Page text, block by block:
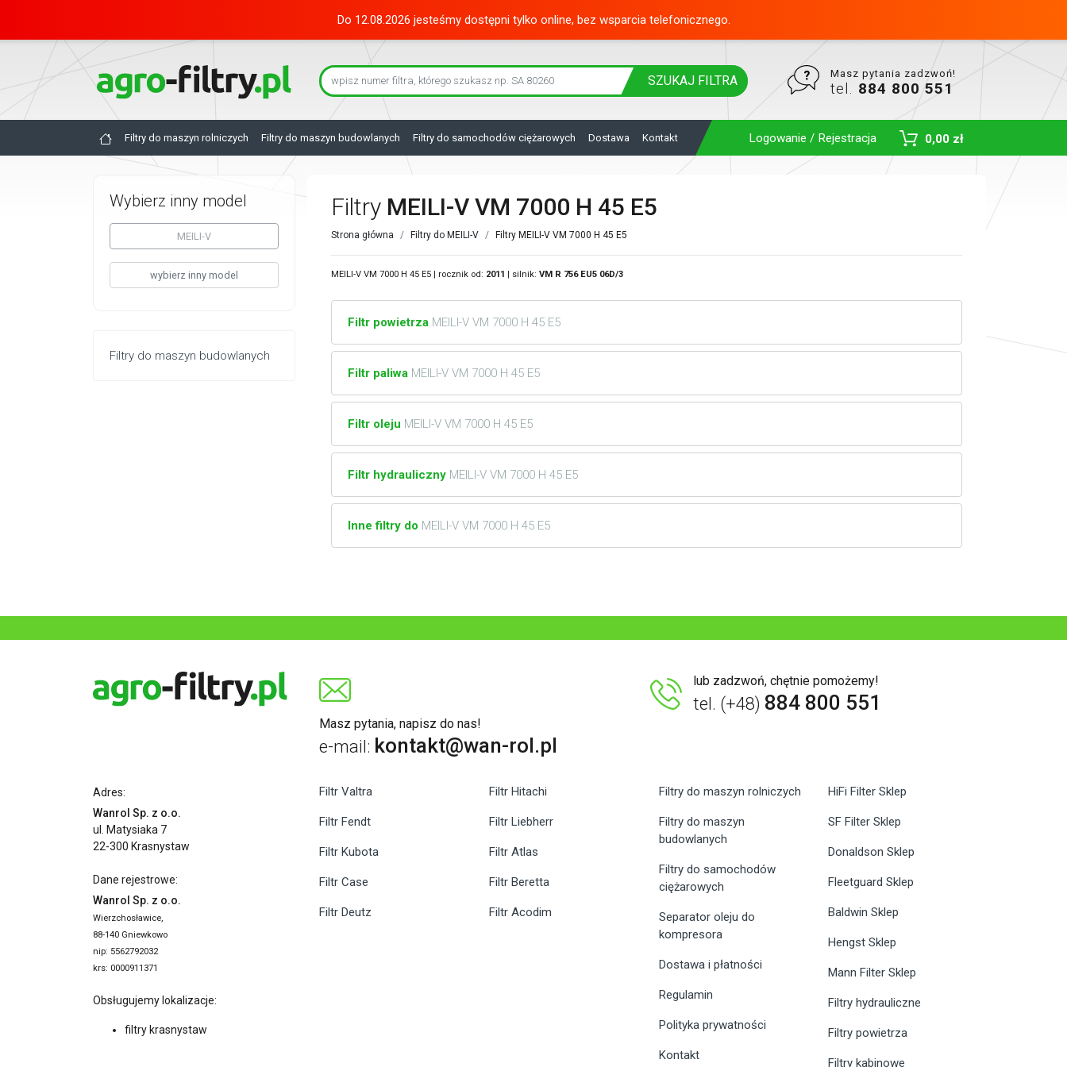
Do 12.08.2026 jesteśmy dostępni tylko online, bez wsparcia telefonicznego.
SZUKAJ FILTRA Masz pytania zadzwoń!
tel. 884 800 551
Filtry do maszyn rolniczych Filtry do maszyn budowlanych Filtry do samochodów ciężarowych Dostawa Kontakt Logowanie / Rejestracja 0,00 zł
Toggle Dropdown
Wybierz inny model
MEILI-V
wybierz inny model
Filtry do maszyn budowlanych
Filtry MEILI-V VM 7000 H 45 E5
Strona główna Filtry do MEILI-V Filtry MEILI-V VM 7000 H 45 E5
MEILI-V VM 7000 H 45 E5 | rocznik od: 2011 | silnik: VM R 756 EU5 06D/3
Filtr powietrza MEILI-V VM 7000 H 45 E5
Filtr paliwa MEILI-V VM 7000 H 45 E5
Filtr oleju MEILI-V VM 7000 H 45 E5
Filtr hydrauliczny MEILI-V VM 7000 H 45 E5
Inne filtry do MEILI-V VM 7000 H 45 E5
Masz pytania, napisz do nas!
e-mail: kontakt@wan-rol.pl
lub zadzwoń, chętnie pomożemy!
tel. (+48) 884 800 551
Adres:
Wanrol Sp. z o.o.
ul. Matysiaka 7
22-300 Krasnystaw
Dane rejestrowe:
Wanrol Sp. z o.o.
Wierzchosławice,
88-140 Gniewkowo
nip: 5562792032
krs: 0000911371
Obsługujemy lokalizacje:
filtry krasnystaw
Filtr Valtra
Filtr Fendt
Filtr Kubota
Filtr Case
Filtr Deutz
Filtr Hitachi
Filtr Liebherr
Filtr Atlas
Filtr Beretta
Filtr Acodim
Filtry do maszyn rolniczych
Filtry do maszyn
budowlanych
Filtry do samochodów
ciężarowych
Separator oleju do
kompresora
Dostawa i płatności
Regulamin
Polityka prywatności
Kontakt
HiFi Filter Sklep
SF Filter Sklep
Donaldson Sklep
Fleetguard Sklep
Baldwin Sklep
Hengst Sklep
Mann Filter Sklep
Filtry hydrauliczne
Filtry powietrza
Filtry kabinowe